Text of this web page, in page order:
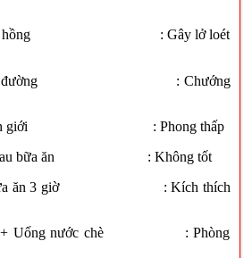
+ Quả hồng : Gây lở loét
+ Mật, đường : Chướng
kinh giới : Phong thấp
sau bữa ăn : Không tốt
bữa ăn 3 giờ : Kích thích
cải + Uống nước chè : Phòng